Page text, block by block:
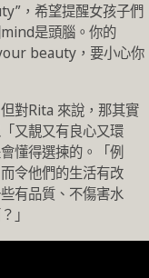
，希望提醒女孩子們
是頭腦。你的
beauty，要小心你
對Rita 來說，那其實
又靚又有良心又環
懂得選揀的。「例
令他們的生活有改
有品質、不傷害水
」